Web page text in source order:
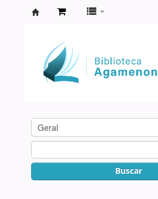
Agamenon
Magalhães
Buscar